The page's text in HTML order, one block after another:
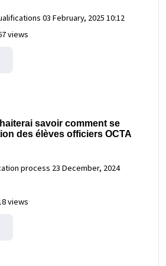
03 February, 2025 10:12
views
savoir comment se
des élèves officiers OCTA
process 23 December, 2024
views